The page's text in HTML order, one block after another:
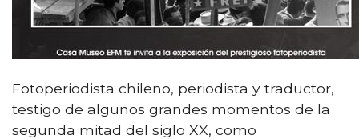
Fotoperiodista chileno, periodista y traductor,
testigo de algunos grandes momentos de la
segunda mitad del siglo XX, como